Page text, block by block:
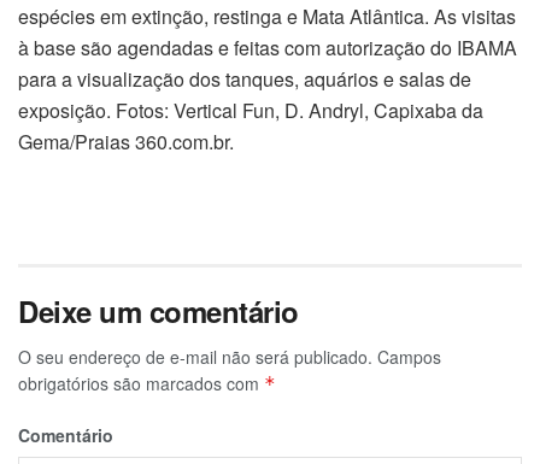
espécies em extinção, restinga e Mata Atlântica. As visitas
à base são agendadas e feitas com autorização do IBAMA
para a visualização dos tanques, aquários e salas de
exposição. Fotos: Vertical Fun, D. Andryl, Capixaba da
Gema/Praias 360.com.br.
Deixe um comentário
O seu endereço de e-mail não será publicado. Campos
obrigatórios são marcados com *
Comentário